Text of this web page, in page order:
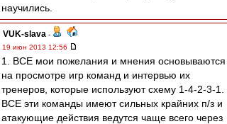
научились.
VUK-slava -
19 июн 2013 12:56
1. ВСЕ мои пожелания и мнения основываются
на просмотре игр команд и интервью их
тренеров, которые используют схему 1-4-2-3-1.
ВСЕ эти команды имеют сильных крайних п/з и
атакующие действия ведутся чаще всего через